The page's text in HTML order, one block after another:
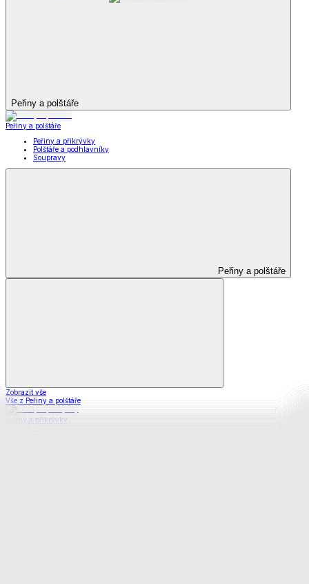
Peřiny a polštáře
Peřiny a polštáře
Peřiny a přikrývky
Polštáře a podhlavníky
Soupravy
Peřiny a polštáře
Zobrazit vše
Vše z Peřiny a polštáře
Peřiny a přikrývky